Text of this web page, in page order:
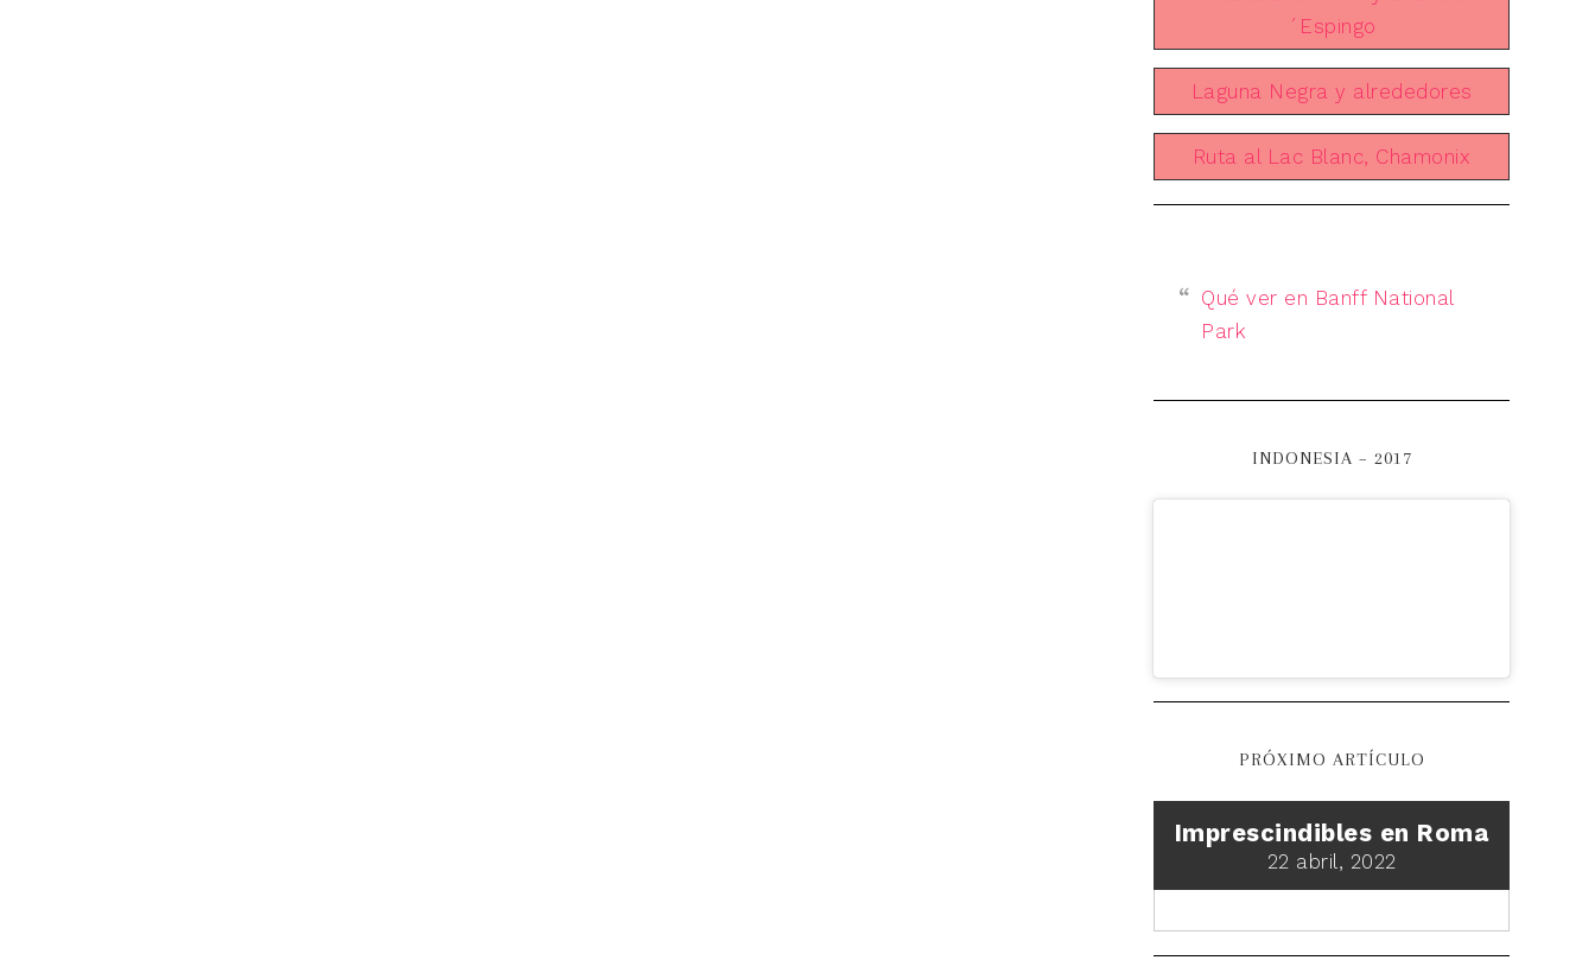
´Espingo
Laguna Negra y alrededores
Ruta al Lac Blanc, Chamonix
Qué ver en Banff National
Park
INDONESIA – 2017
PRÓXIMO ARTÍCULO
Imprescindibles en Roma
22 abril, 2022